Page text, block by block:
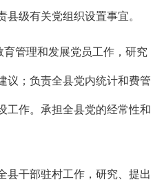
级有关党组织设置事宜。
育管理和发展党员工作，研究
议；负责全县党内统计和费管
工作。承担全县党的经常性和
县干部驻村工作，研究、提出